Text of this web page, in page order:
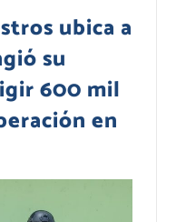
ubica a
su
600 mil
en